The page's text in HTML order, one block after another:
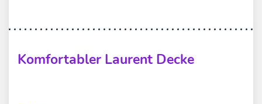
Komfortabler Laurent Decke